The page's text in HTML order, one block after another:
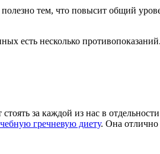
полезно тем, что повысит общий
есть несколько
за каждой из нас в
гречневую диету. Она отлично